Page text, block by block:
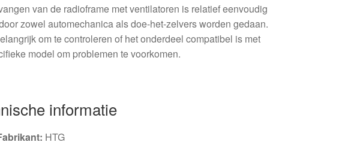
van de radioframe met ventilatoren is relatief eenvoudig
zowel automechanica als doe-het-zelvers worden gedaan.
om te controleren of het onderdeel compatibel is met
model om problemen te voorkomen.
informatie
HTG